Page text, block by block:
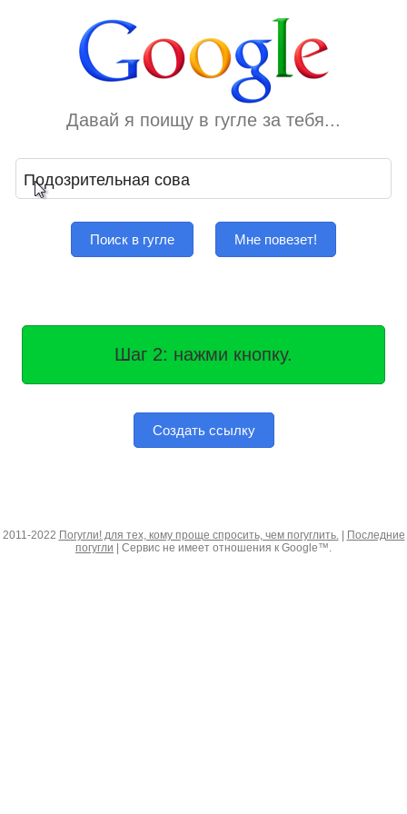
Давай я поищу в гугле за тебя...
Поиск в гугле Мне повезет!
Шаг 2: нажми кнопку.
Создать ссылку
2011-2022 Погугли! для тех, кому проще спросить, чем погуглить.|
Последние
погугли | Сервис не имеет отношения к Google™.